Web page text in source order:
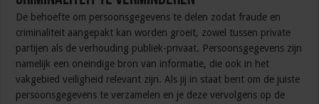
De behoefte om persoonsgegevens te delen zodat fraude en
criminaliteit aangepakt kan worden groeit, zowel tussen private
partijen als de verhouding publiek-privaat. Persoonsgegevens zijn
namelijk een oneindige bron van informatie, die ook in het
vakgebied veiligheid relevant zijn. Als jij in staat bent om de juiste
persoonsgegevens te verzamelen en je deze vervolgens op de